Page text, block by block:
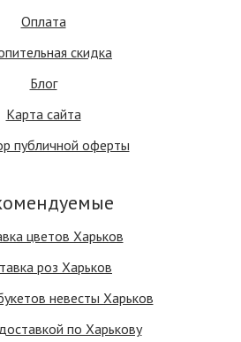
Оплата
скидка
Блог
Карта сайта
публичной оферты
цветов Харьков
роз Харьков
невесты Харьков
по Харькову